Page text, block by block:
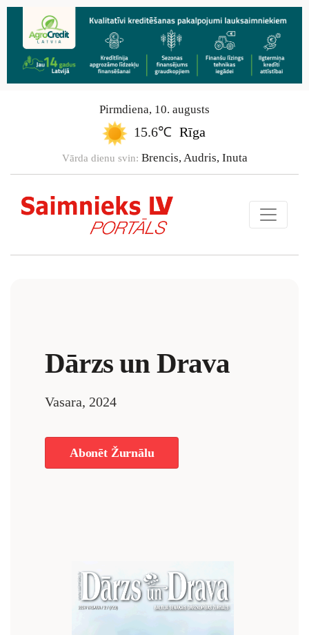
Pirmdiena, 10. augusts
15.6℃ Rīga
Vārda dienu svin: Brencis, Audris, Inuta
Dārzs un Drava
Vasara, 2024
Abonēt Žurnālu